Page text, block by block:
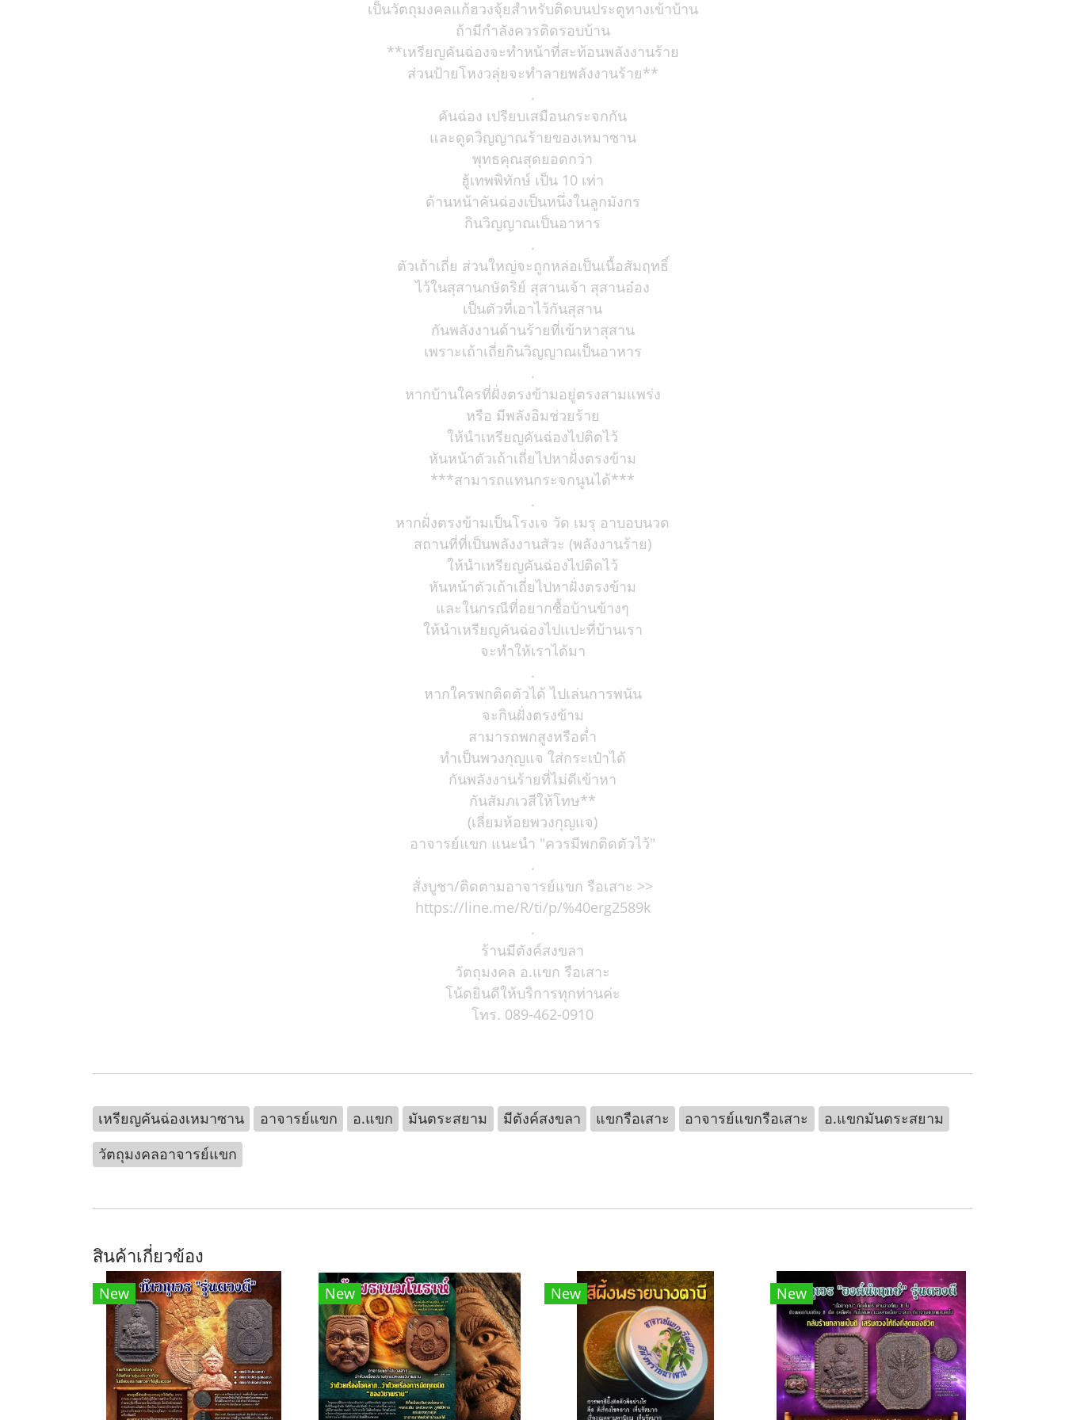
เป็นวัตถุมงคลแก้ฮวงจุ้ยสำหรับติดบนประตูทางเข้าบ้าน
ถ้ามีกำลังควรติดรอบบ้าน
**เหรียญคันฉ่องจะทำหน้าที่สะท้อนพลังงานร้าย
ส่วนป้ายโหงวลุ่ยจะทำลายพลังงานร้าย**
.
คันฉ่อง เปรียบเสมือนกระจกกัน
และดูดวิญญาณร้ายของเหมาซาน
พุทธคุณสุดยอดกว่า
ฮู้เทพพิทักษ์ เป็น 10 เท่า
ด้านหน้าคันฉ่องเป็นหนึ่งในลูกมังกร
กินวิญญาณเป็นอาหาร
.
ตัวเถ้าเถี่ย ส่วนใหญ่จะถูกหล่อเป็นเนื้อสัมฤทธิ์
ไว้ในสุสานกษัตริย์ สุสานเจ้า สุสานอ๋อง
เป็นตัวที่เอาไว้กันสุสาน
กันพลังงานด้านร้ายที่เข้าหาสุสาน
เพราะเถ้าเถี่ยกินวิญญาณเป็นอาหาร
.
หากบ้านใครที่ฝั่งตรงข้ามอยู่ตรงสามแพร่ง
หรือ มีพลังอิมช่วยร้าย
ให้นำเหรียญคันฉ่องไปติดไว้
หันหน้าตัวเถ้าเถี่ยไปหาฝั่งตรงข้าม
***สามารถแทนกระจกนูนได้***
.
หากฝั่งตรงข้ามเป็นโรงเจ วัด เมรุ อาบอบนวด
สถานที่ที่เป็นพลังงานสัวะ (พลังงานร้าย)
ให้นำเหรียญคันฉ่องไปติดไว้
หันหน้าตัวเถ้าเถี่ยไปหาฝั่งตรงข้าม
และในกรณีที่อยากซื้อบ้านข้างๆ
ให้นำเหรียญคันฉ่องไปแปะที่บ้านเรา
จะทำให้เราได้มา
.
หากใครพกติดตัวได้ ไปเล่นการพนัน
จะกินฝั่งตรงข้าม
สามารถพกสูงหรือต่ำ
ทำเป็นพวงกุญแจ ใส่กระเป๋าได้
กันพลังงานร้ายที่ไม่ดีเข้าหา
กันสัมภเวสีให้โทษ**
(เลี่ยมห้อยพวงกุญแจ)
อาจารย์แขก แนะนำ "ควรมีพกติดตัวไว้"
.
สั่งบูชา/ติดตามอาจารย์แขก รือเสาะ >>
https://line.me/R/ti/p/%40erg2589k
.
ร้านมีตังค์สงขลา
วัตถุมงคล อ.แขก รือเสาะ
โน้ตยินดีให้บริการทุกท่านค่ะ
โทร. 089-462-0910
เหรียญคันฉ่องเหมาซาน อาจารย์แขก อ.แขก มันตระสยาม มีตังค์สงขลา แขกรือเสาะ อาจารย์แขกรือเสาะ
อ.แขกมันตระสยาม
วัตถุมงคลอาจารย์แขก
สินค้าเกี่ยวข้อง
New New New New